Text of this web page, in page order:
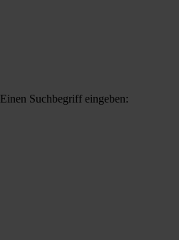
Einen Suchbegriff eingeben: